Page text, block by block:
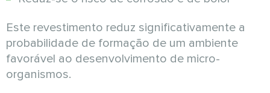
Este revestimento reduz significativamente a
probabilidade de formação de um ambiente
favorável ao desenvolvimento de micro-
organismos.